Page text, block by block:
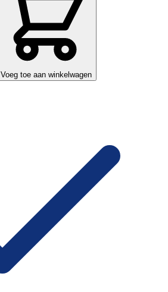
Voeg toe aan winkelwagen